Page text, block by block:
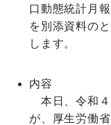
口動態統計月
を別添資料の
します。
内容
本日、令和４
が、厚生労働